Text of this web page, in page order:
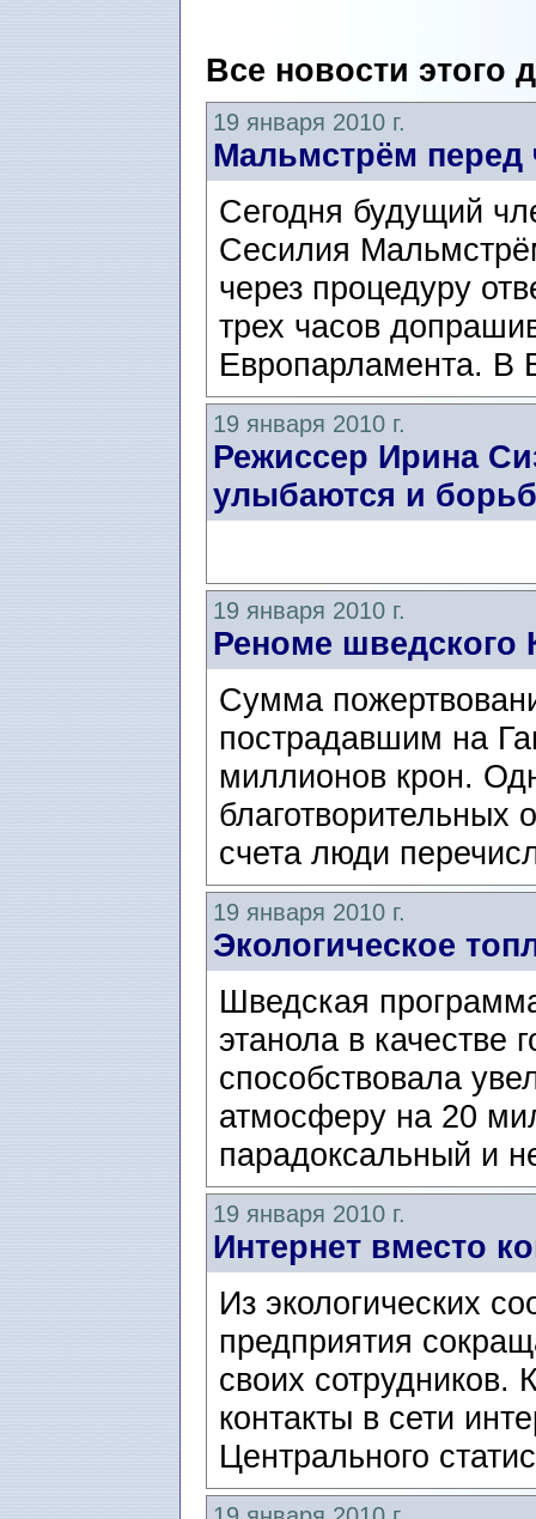
Все новости этого
19 января 2010 г.
Мальмстрём перед
Сегодня будущий
Сесилия
через процедуру
трех часов
Европарламента. В
19 января 2010 г.
Режиссер Ирина
улыбаются и
19 января 2010 г.
Реноме шведского
Сумма
пострадавшим на
миллионов крон.
благотворительных
счета люди
19 января 2010 г.
Экологическое
Шведская
этанола в качестве
способствовала
атмосферу на 20
парадоксальный и
19 января 2010 г.
Интернет вместо
Из экологических
предприятия
своих сотрудников.
контакты в сети
Центрального